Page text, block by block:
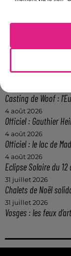
Lorraine : une
Metz : une
Casting de Woof :
4 août 2026
Officiel : Gauthier
4 août 2026
Officiel : le lac de
4 août 2026
Eclipse Solaire du
31 juillet 2026
Chalets de Noël
31 juillet 2026
Vosges : les feux